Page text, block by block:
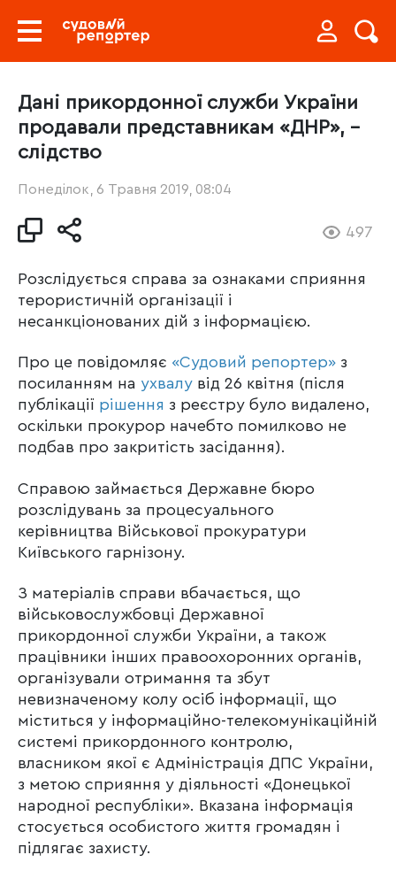
Дані прикордонної служби України
продавали представникам «ДНР», –
слідство
Понеділок, 6 Травня 2019, 08:04
497
Розслідується справа за ознаками сприяння
терористичній організації і
несанкціонованих дій з інформацією.
Про це повідомляє «Судовий репортер» з
посиланням на ухвалу від 26 квітня (після
публікації рішення з реєстру було видалено,
оскільки прокурор начебто помилково не
подбав про закритість засідання).
Справою займається Державне бюро
розслідувань за процесуального
керівництва Військової прокуратури
Київського гарнізону.
З матеріалів справи вбачається, що
військовослужбовці Державної
прикордонної служби України, а також
працівники інших правоохоронних органів,
організували отримання та збут
невизначеному колу осіб інформації, що
міститься у інформаційно-телекомунікаційній
системі прикордонного контролю,
власником якої є Адміністрація ДПС України,
з метою сприяння у діяльності «Донецької
народної республіки». Вказана інформація
стосується особистого життя громадян і
підлягає захисту.